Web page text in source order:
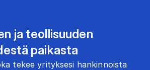
ja teollisuuden
paikasta
tekee yrityksesi hankinnoista